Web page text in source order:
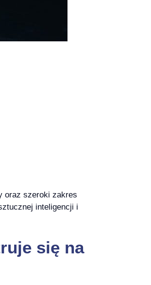
oraz szeroki zakres
inteligencji i
się na